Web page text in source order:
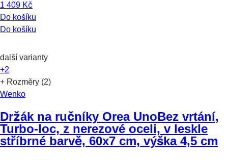
1 409 Kč
Do košíku
Do košíku
další varianty
+2
+ Rozměry (2)
Wenko
Držák na ručníky Orea UnoBez vrtání,
Turbo-loc, z nerezové oceli, v leskle
stříbrné barvě, 60x7 cm, výška 4,5 cm